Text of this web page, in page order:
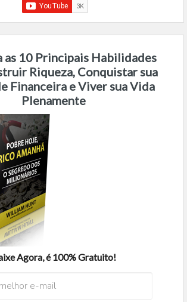
as 10 Principais Habilidades
Riqueza, Conquistar sua
Financeira e Viver sua Vida
Plenamente
Agora, é 100% Gratuito!